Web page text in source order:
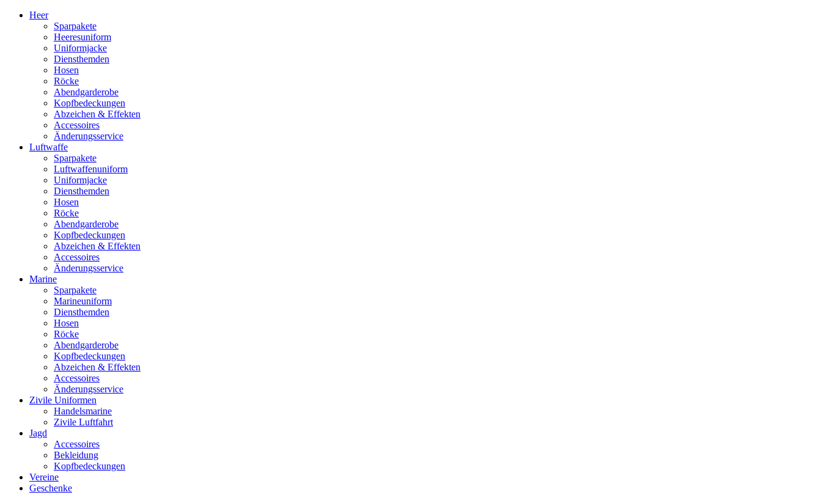
Heer
Sparpakete
Heeresuniform
Uniformjacke
Diensthemden
Hosen
Röcke
Abendgarderobe
Kopfbedeckungen
Abzeichen & Effekten
Accessoires
Änderungsservice
Luftwaffe
Sparpakete
Luftwaffenuniform
Uniformjacke
Diensthemden
Hosen
Röcke
Abendgarderobe
Kopfbedeckungen
Abzeichen & Effekten
Accessoires
Änderungsservice
Marine
Sparpakete
Marineuniform
Diensthemden
Hosen
Röcke
Abendgarderobe
Kopfbedeckungen
Abzeichen & Effekten
Accessoires
Änderungsservice
Zivile Uniformen
Handelsmarine
Zivile Luftfahrt
Jagd
Accessoires
Bekleidung
Kopfbedeckungen
Vereine
Geschenke